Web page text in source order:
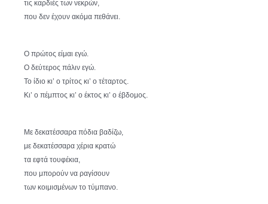
τις καρδιές των νεκρών,
που δεν έχουν ακόμα πεθάνει.
Ο πρώτος είμαι εγώ.
Ο δεύτερος πάλιν εγώ.
Το ίδιο κι’ ο τρίτος κι’ ο τέταρτος.
Κι’ ο πέμπτος κι’ ο έκτος κι’ ο έβδομος.
Με δεκατέσσαρα πόδια βαδίζω,
με δεκατέσσαρα χέρια κρατώ
τα εφτά τουφέκια,
που μπορούν να ραγίσουν
των κοιμισμένων το τύμπανο.